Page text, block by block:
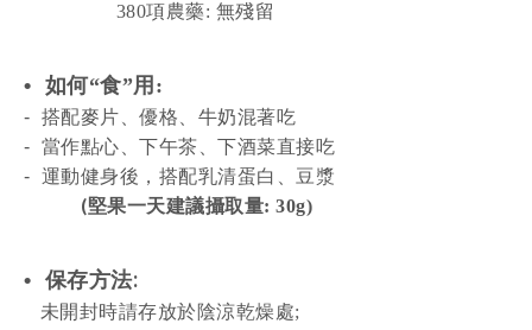
380項農藥: 無殘留
• 如何“食”用 :
- 搭配麥片、優格、牛奶混著吃
- 當作點心、下午茶、下酒菜直接吃
- 運動健身後，搭配乳清蛋白、豆漿
(堅果一天建議攝取量: 30g)
• 保存方法:
未開封時請存放於陰涼乾燥處;